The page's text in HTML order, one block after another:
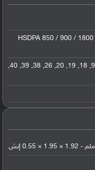
HSDPA 850 / 900 /
1, 3, 5, 6, 7, 8, 9, 18, 19, 20, 26, 38, 39, 40,